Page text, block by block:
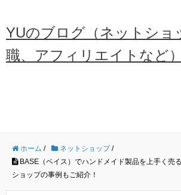
YUのブログ（ネットショ
職、アフィリエイトなど）
ホーム / ネットショップ/
BASE（ベイス）でハンドメイド製品を上手く売
ショップの事例もご紹介！